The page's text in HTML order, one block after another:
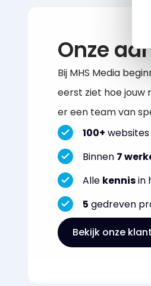
Onze
Bij MHS Media
eerst ziet hoe jouw
er een team van
100+
Binnen 7
Alle kennisin
5 gedreven
Bekijk onze